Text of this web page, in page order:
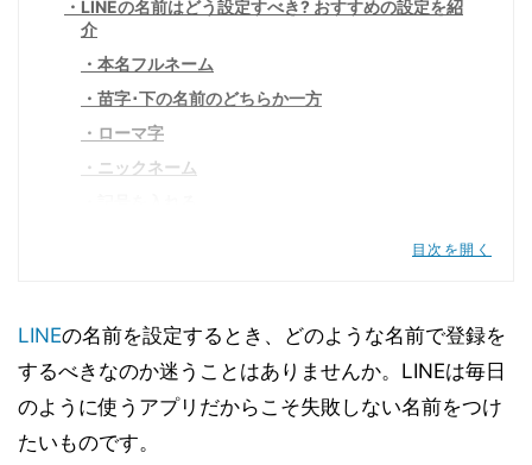
LINEの名前はどう設定すべき? おすすめの設定を紹
介
本名フルネーム
苗字･下の名前のどちらか一方
ローマ字
ニックネーム
LINEの名前を本名以外で設定するメリット･デメ
リット
LINEの名前を本名で設定しているユーザーの割合
LINEを本名で設定する危険性･リスク
LINEの名前はいつでも自由に変更できる
目次を開く
LINEの名前を設定するとき、どのような名前で登録を
するべきなのか迷うことはありませんか。LINEは毎日
のように使うアプリだからこそ失敗しない名前をつけ
たいものです。